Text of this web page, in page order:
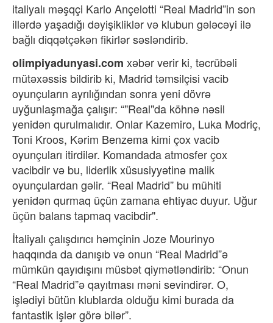
italiyalı məşqçi Karlo Ançelotti “Real Madrid”in son
illərdə yaşadığı dəyişikliklər və klubun gələcəyi ilə
bağlı diqqətçəkən fikirlər səsləndirib.
olimpiyadunyasi.com xəbər verir ki, təcrübəli
mütəxəssis bildirib ki, Madrid təmsilçisi vacib
oyunçuların ayrılığından sonra yeni dövrə
uyğunlaşmağa çalışır: “"Real"da köhnə nəsil
yenidən qurulmalıdır. Onlar Kazemiro, Luka Modriç,
Toni Kroos, Kərim Benzema kimi çox vacib
oyunçuları itirdilər. Komandada atmosfer çox
vacibdir və bu, liderlik xüsusiyyətinə malik
oyunçulardan gəlir. “Real Madrid” bu mühiti
yenidən qurmaq üçün zamana ehtiyac duyur. Uğur
üçün balans tapmaq vacibdir".
İtaliyalı çalışdırıcı həmçinin Joze Mourinyo
haqqında da danışıb və onun “Real Madrid”ə
mümkün qayıdışını müsbət qiymətləndirib: “Onun
“Real Madrid”ə qayıtması məni sevindirər. O,
işlədiyi bütün klublarda olduğu kimi burada da
fantastik işlər görə bilər”.